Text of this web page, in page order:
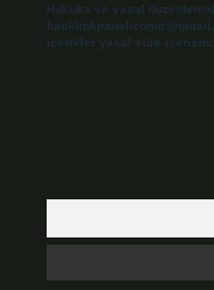
Hukuka ve yasal
içerikler yasal süre